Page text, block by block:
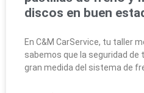
discos en buen
En C&M CarService, tu taller
sabemos que la seguridad de
gran medida del sistema de